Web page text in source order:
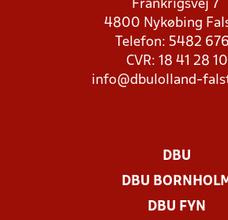
Frankrigsvej 7
4800 Nykøbing
Telefon: 5482
CVR: 18 41 28 10
info@dbulolland-
DBU
DBU BORNHOLM
DBU FYN